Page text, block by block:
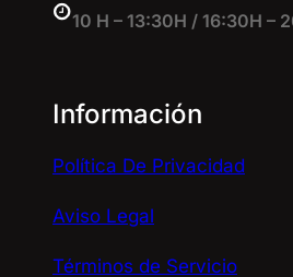
10 H – 13:30H / 16:30H –
Información
Política De Privacidad
Aviso Legal
Términos de Servicio